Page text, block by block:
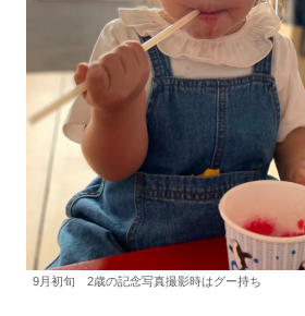
9月初旬 2歳の記念写真撮影時はグー持ち